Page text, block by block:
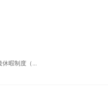
暇制度（...